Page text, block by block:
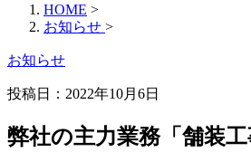
HOME >
お知らせ >
お知らせ
投稿日：2022年10月6日
弊社の主力業務「舗装